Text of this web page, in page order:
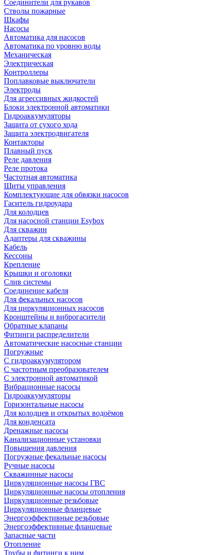
Соединители для рукавов
Стволы пожарные
Шкафы
Насосы
Автоматика для насосов
Автоматика по уровню воды
Механическая
Электрическая
Контроллеры
Поплавковые выключатели
Электроды
Для агрессивных жидкостей
Блоки электронной автоматики
Гидроаккумуляторы
Защита от сухого хода
Защита электродвигателя
Контакторы
Плавный пуск
Реле давления
Реле протока
Частотная автоматика
Щиты управления
Комплектующие для обвязки насосов
Гаситель гидроудара
Для колодцев
Для насосной станции Esybox
Для скважин
Адаптеры для скважины
Кабель
Кессоны
Крепление
Крышки и оголовки
Слив системы
Соединение кабеля
Для фекальных насосов
Для циркуляционных насосов
Кронштейны и виброгасители
Обратные клапаны
Фитинги распределители
Автоматические насосные станции
Погружные
С гидроаккумулятором
С частотным преобразователем
С электронной автоматикой
Вибрационные насосы
Гидроаккумуляторы
Горизонтальные насосы
Для колодцев и открытых водоёмов
Для конденсата
Дренажные насосы
Канализационные установки
Повышения давления
Погружные фекальные насосы
Ручные насосы
Скважинные насосы
Циркуляционные насосы ГВС
Циркуляционные насосы отопления
Циркуляционные резьбовые
Циркуляционные фланцевые
Энергоэффективные резьбовые
Энергоэффективные фланцевые
Запасные части
Отопление
Трубы и фитинги к ним